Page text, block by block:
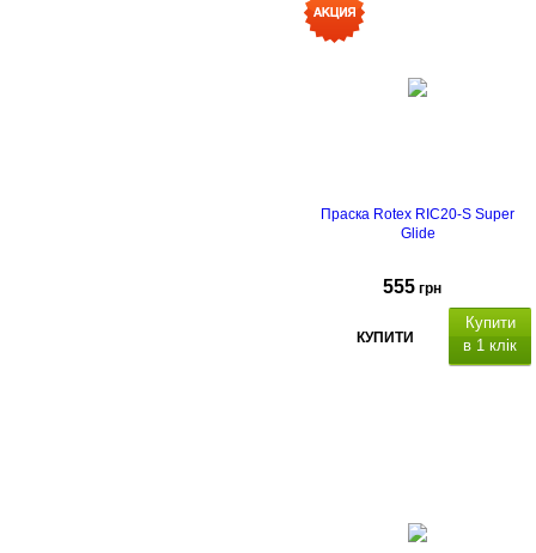
Праска Rotex RIC20-S Super
Glide
555 грн
КУПИТИ
Купити
в 1 клік